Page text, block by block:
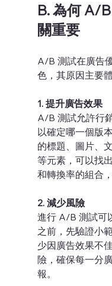
B. 為何 A/
關重要
A/B 測試在廣告
色，其原因主要
1. 提升廣告效果
A/B 測試允許行
以確定哪一個版
的標題、圖片、
等元素，可以找
和轉換率的組合
2. 減少風險
進行 A/B 測試可
之前，先驗證小
少因廣告效果不
險，確保每一分
報。